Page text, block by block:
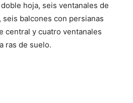
hoja, seis ventanales de
seis balcones con persianas
central y cuatro ventanales
ras de suelo.